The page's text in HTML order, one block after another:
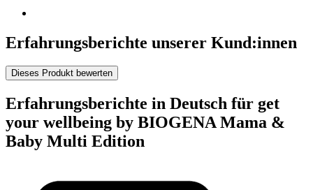
Erfahrungsberichte unserer Kund:innen
Dieses Produkt bewerten
Erfahrungsberichte in Deutsch für get
your wellbeing by BIOGENA Mama &
Baby Multi Edition